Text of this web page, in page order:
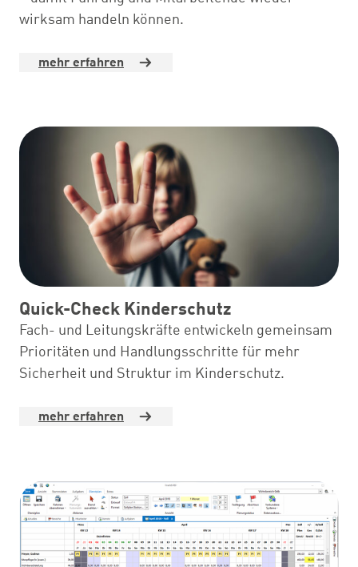
wirksam handeln können.
mehr erfahren
Quick-Check Kinderschutz
Fach- und Leitungskräfte entwickeln gemeinsam
Prioritäten und Handlungsschritte für mehr
Sicherheit und Struktur im Kinderschutz.
mehr erfahren